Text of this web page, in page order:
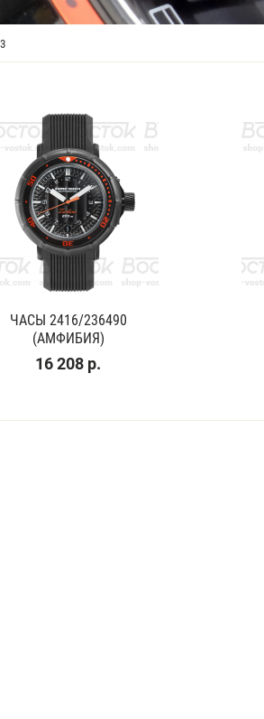
3
ЧАСЫ 2416/236490
(АМФИБИЯ)
16 208 р.